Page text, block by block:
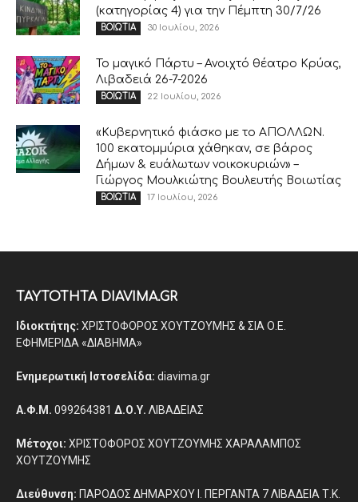
(κατηγορίας 4) για την Πέμπτη 30/7/26
ΒΟΙΩΤΙΑ 30 Ιουλίου, 2026
Το μαγικό Πάρτυ – Ανοιχτό θέατρο Κρύας,
Λιβαδειά 26-7-2026
ΒΟΙΩΤΙΑ 22 Ιουλίου, 2026
«Κυβερνητικό φιάσκο με το ΑΠΟΛΛΩΝ.
100 εκατομμύρια χάθηκαν, σε βάρος
Δήμων & ευάλωτων νοικοκυριών» –
Γιώργος Μουλκιώτης Βουλευτής Βοιωτίας
ΒΟΙΩΤΙΑ 17 Ιουλίου, 2026
ΤΑΥΤΟΤΗΤΑ DIAVIMA.GR
Ιδιοκτήτης: ΧΡΙΣΤΟΦΟΡΟΣ ΧΟΥΤΖΟΥΜΗΣ & ΣΙΑ Ο.Ε.
ΕΦΗΜΕΡΙΔΑ «ΔΙΑΒΗΜΑ»
Ενημερωτική Ιστοσελίδα: diavima.gr
Α.Φ.Μ. 099264381 Δ.Ο.Υ. ΛΙΒΑΔΕΙΑΣ
Μέτοχοι: ΧΡΙΣΤΟΦΟΡΟΣ ΧΟΥΤΖΟΥΜΗΣ ΧΑΡΑΛΑΜΠΟΣ
ΧΟΥΤΖΟΥΜΗΣ
Διεύθυνση: ΠΑΡΟΔΟΣ ΔΗΜΑΡΧΟΥ Ι. ΠΕΡΓΑΝΤΑ 7 ΛΙΒΑΔΕΙΑ Τ.Κ.